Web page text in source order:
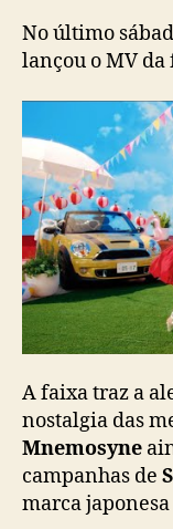
No último
lançou o MV da
A faixa traz a
nostalgia das
Mnemosyne
campanhas de
marca japonesa